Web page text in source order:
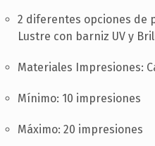
2 diferentes opciones de
Lustre con barniz UV y
Materiales Impresiones:
Mínimo: 10 impresiones
Máximo: 20 impresiones